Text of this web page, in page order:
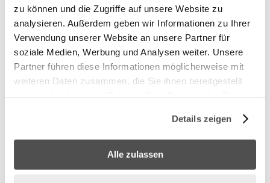
zu können und die Zugriffe auf unsere Website zu
analysieren. Außerdem geben wir Informationen zu Ihrer
Verwendung unserer Website an unsere Partner für
soziale Medien, Werbung und Analysen weiter. Unsere
Partner führen diese Informationen möglicherweise mit
weiteren Daten zusammen, die Sie ihnen bereitgestellt
Details zeigen
Alle zulassen
Zubehör